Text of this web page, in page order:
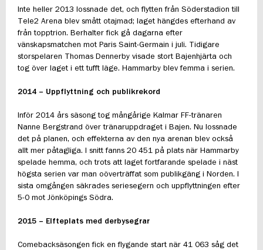
Inte heller 2013 lossnade det, och flytten från Söderstadion till
Tele2 Arena blev smått otajmad; laget hängdes efterhand av
från topptrion. Berhalter fick gå dagarna efter
vänskapsmatchen mot Paris Saint-Germain i juli. Tidigare
storspelaren Thomas Dennerby visade stort Bajenhjärta och
tog över laget i ett tufft läge. Hammarby blev femma i serien.
2014 – Uppflyttning och publikrekord
Inför 2014 års säsong tog mångårige Kalmar FF-tränaren
Nanne Bergstrand över tränaruppdraget i Bajen. Nu lossnade
det på planen, och effekterna av den nya arenan blev också
allt mer påtagliga. I snitt fanns 20 451 på plats när Hammarby
spelade hemma, och trots att laget fortfarande spelade i näst
högsta serien var man oöverträffat som publikgäng i Norden. I
sista omgången säkrades seriesegern och uppflyttningen efter
5-0 mot Jönköpings Södra.
2015 – Elfteplats med derbysegrar
Comebacksäsongen fick en flygande start när 41 063 såg det